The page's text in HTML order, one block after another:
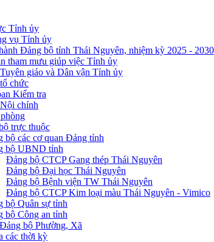
Tỉnh ủy
vụ Tỉnh ủy
Đảng bộ tỉnh Thái Nguyên, nhiệm kỳ 2025 - 2030
tham mưu giúp việc Tỉnh ủy
giáo và Dân vận Tỉnh ủy
chức
Kiểm tra
chính
trực thuộc
bộ các cơ quan Đảng tỉnh
bộ UBND tỉnh
Đảng bộ CTCP Gang thép Thái Nguyên
Đảng bộ Đại học Thái Nguyên
Đảng bộ Bệnh viện TW Thái Nguyên
Đảng bộ CTCP Kim loại màu Thái Nguyên - Vimico
bộ Quân sự tỉnh
bộ Công an tỉnh
bộ Phường, Xã
các thời kỳ